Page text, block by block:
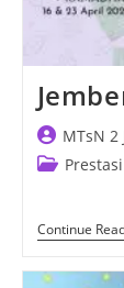
Post
author:
MTsN 2
PostPrestasi
Continue